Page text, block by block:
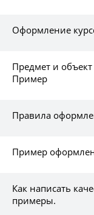
Оформление
Предмет и
Пример
Правила
Пример
Как написать
примеры.